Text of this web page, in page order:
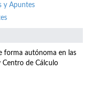
y Apuntes
forma autónoma en las
Centro de Cálculo